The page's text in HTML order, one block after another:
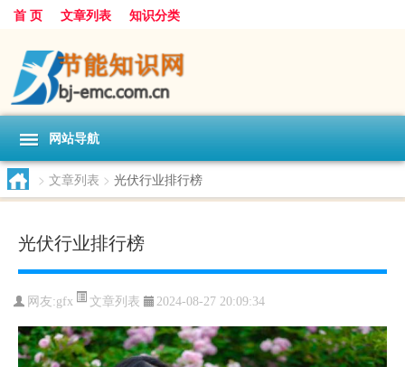
首 页 文章列表 知识分类
网站导航
> 文章列表 > 光伏行业排行榜
光伏行业排行榜
网友:gfx 文章列表 2024-08-27 20:09:34